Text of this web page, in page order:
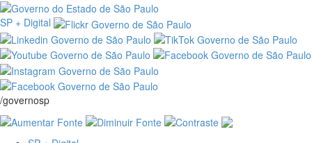
SP + Digital
/governosp